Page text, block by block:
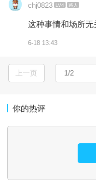
chj0823 LV4 路人
这种事情和场所
6-18 13:43
上一页
你的热评